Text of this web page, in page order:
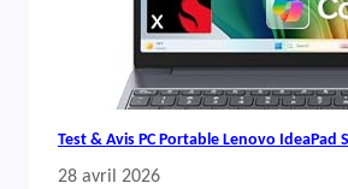
Test & Avis PC Portable Lenovo IdeaPad
28 avril 2026